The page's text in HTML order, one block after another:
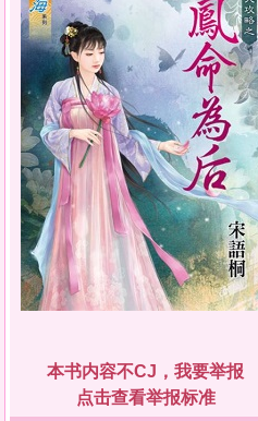
本书内容不CJ，我要举报
点击查看举报标准